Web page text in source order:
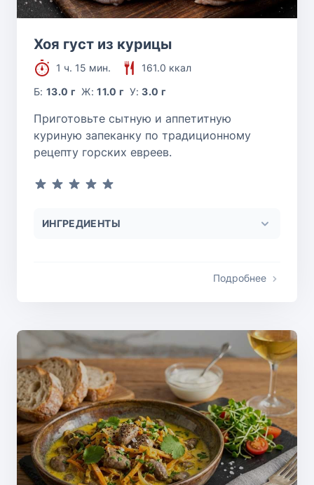
Хоя густ из курицы
1 ч. 15 мин.
161.0 ккал
Б:13.0 г Ж:11.0 г У:3.0 г
Приготовьте сытную и аппетитную
куриную запеканку по традиционному
рецепту горских евреев.
ИНГРЕДИЕНТЫ
Подробнее